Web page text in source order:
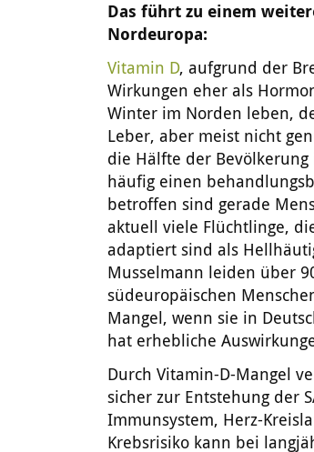
Das führt zu einem
Nordeuropa:
Vitamin D, aufgrund der
Wirkungen eher als
Winter im Norden leben,
Leber, aber meist nicht
die Hälfte der
häufig einen
betroffen sind gerade
aktuell viele Flüchtlinge,
adaptiert sind als
Musselmann leiden über
südeuropäischen
Mangel, wenn sie in
hat erhebliche
Durch Vitamin-D-Mangel
sicher zur Entstehung der
Immunsystem, Herz-
Krebsrisiko kann bei